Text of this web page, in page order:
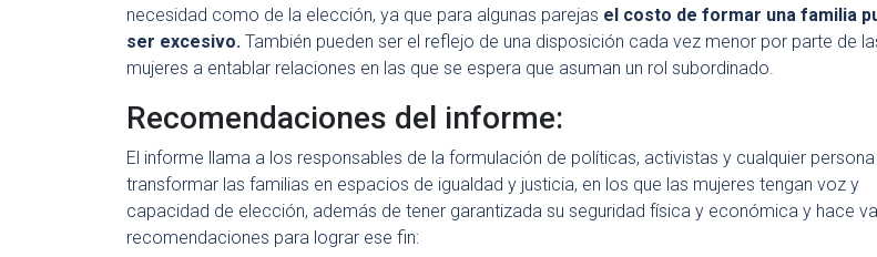
necesidad como de la elección, ya que para algunas parejas el costo de formar una familia
ser excesivo. También pueden ser el reflejo de una disposición cada vez menor por parte de
mujeres a entablar relaciones en las que se espera que asuman un rol subordinado.
Recomendaciones del informe:
El informe llama a los responsables de la formulación de políticas, activistas y cualquier persona
transformar las familias en espacios de igualdad y justicia, en los que las mujeres tengan voz y
capacidad de elección, además de tener garantizada su seguridad física y económica y hace
recomendaciones para lograr ese fin: